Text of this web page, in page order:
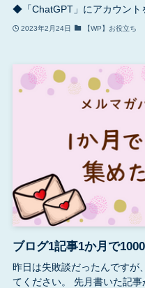
◆「ChatGPT」にアカウント
2023年2月24日 【WP】お役立ち
ブログ1記事1か月で
昨日は失敗談だったんですが
てください。 先月書いた記